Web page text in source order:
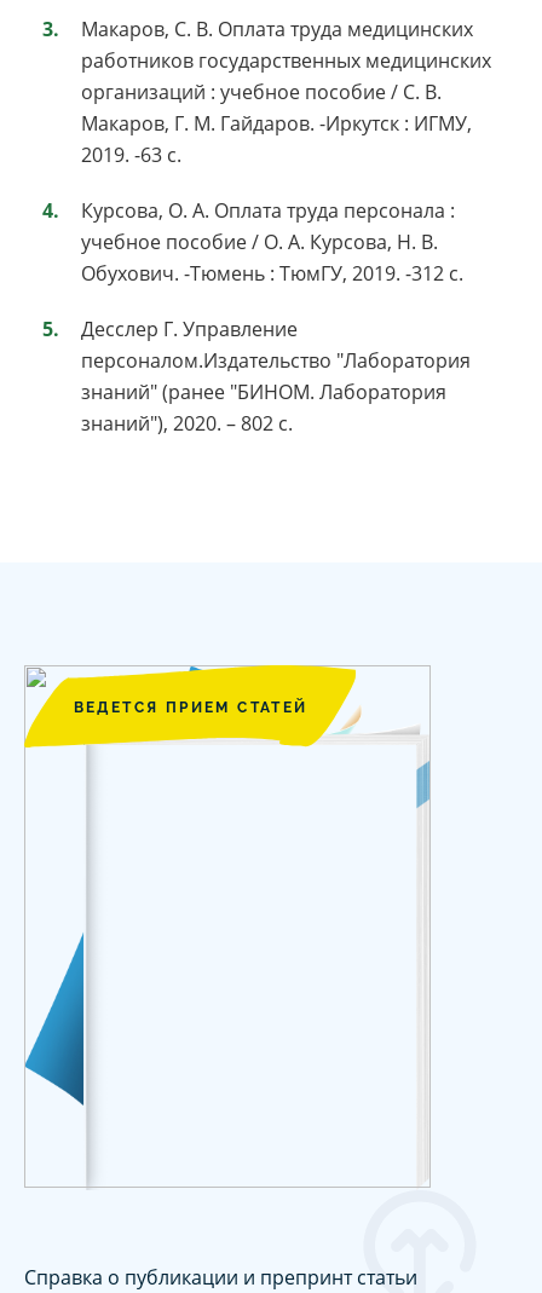
Макаров, С. В. Оплата труда медицинских
работников государственных медицинских
организаций : учебное пособие / С. В.
Макаров, Г. М. Гайдаров. -Иркутск : ИГМУ,
2019. -63 с.
Курсова, О. А. Оплата труда персонала :
учебное пособие / О. А. Курсова, Н. В.
Обухович. -Тюмень : ТюмГУ, 2019. -312 с.
Десслер Г. Управление
персоналом.Издательство "Лаборатория
знаний" (ранее "БИНОМ. Лаборатория
знаний"), 2020. – 802 с.
ВЕДЕТСЯ ПРИЕМ СТАТЕЙ
Справка о публикации и препринт статьи